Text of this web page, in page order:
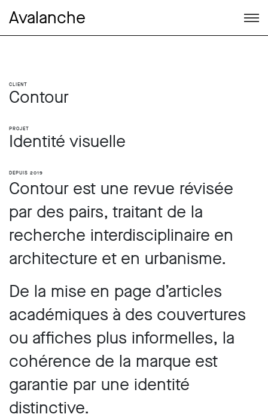
Avalanche
Client
Contour
Projet
Identité visuelle
Depuis 2019
Contour est une revue révisée
par des pairs, traitant de la
recherche interdisciplinaire en
architecture et en urbanisme.
De la mise en page d’articles
académiques à des couvertures
ou affiches plus informelles, la
cohérence de la marque est
garantie par une identité
distinctive.